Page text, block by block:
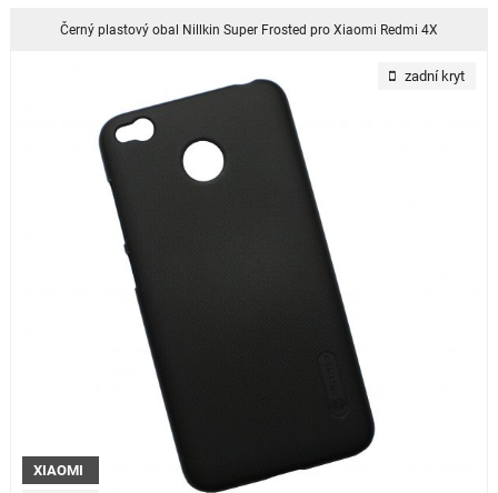
Černý plastový obal Nillkin Super Frosted pro Xiaomi Redmi 4X
XIAOMI
zadní kryt